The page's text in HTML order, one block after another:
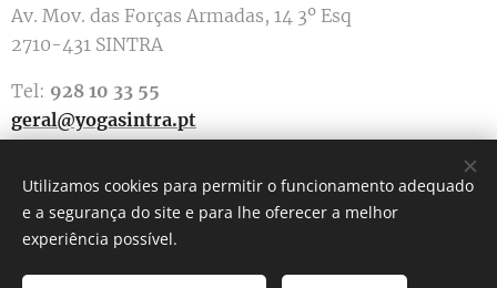
Av. Mov. das Forças Armadas, 14 3º Esq
2710-431 SINTRA
Tel: 928 10 33 55
geral@yogasintra.pt
Associação do Yoga de Sintra
Utilizamos cookies para permitir o funcionamento adequado
e a segurança do site e para lhe oferecer a melhor
experiência possível.